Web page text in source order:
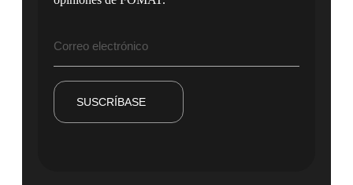
SUSCRÍBASE